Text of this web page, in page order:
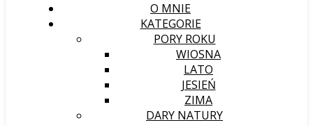
O MNIE
KATEGORIE
PORY ROKU
WIOSNA
LATO
JESIEŃ
ZIMA
DARY NATURY